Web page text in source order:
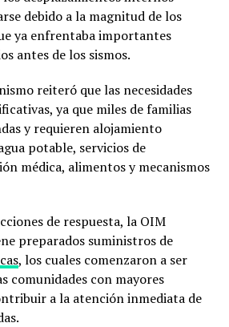
debido a la magnitud de los
ya enfrentaba importantes
antes de los sismos.
reiteró que las necesidades
ya que miles de familias
y requieren alojamiento
potable, servicios de
médica, alimentos y mecanismos
de respuesta, la OIM
preparados suministros de
, los cuales comenzaron a ser
comunidades con mayores
a la atención inmediata de